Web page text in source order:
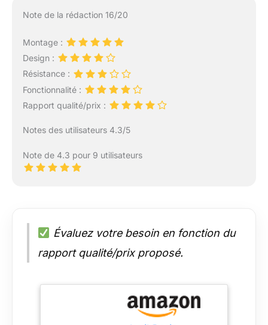
Note de la rédaction 16/20
Montage :
Design :
Résistance :
Fonctionnalité :
Rapport qualité/prix :
Notes des utilisateurs 4.3/5
Note de 4.3 pour 9 utilisateurs
Évaluez votre besoin en fonction du
rapport qualité/prix proposé.